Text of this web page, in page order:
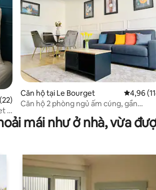
trung bình 4,95/5, 22 đánh giá
•
Căn hộ tại Le Bourget Xếp4,96
Căn hộ 2 phòng ngủ ấm cúng, gần
mái như ở nhà, vừa